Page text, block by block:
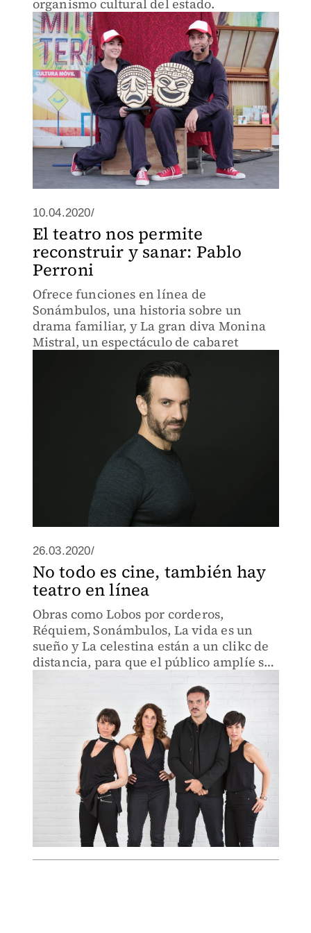
organismo cultural del estado.
10.04.2020/
El teatro nos permite
reconstruir y sanar: Pablo
Perroni
Ofrece funciones en línea de
Sonámbulos, una historia sobre un
drama familiar, y La gran diva Monina
Mistral, un espectáculo de cabaret
26.03.2020/
No todo es cine, también hay
teatro en línea
Obras como Lobos por corderos,
Réquiem, Sonámbulos, La vida es un
sueño y La celestina están a un clikc de
distancia, para que el público amplíe su